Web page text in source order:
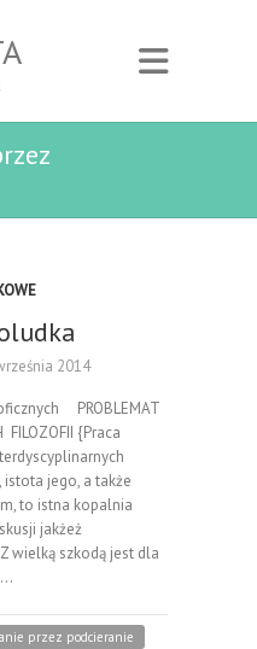
2014
PROBLEMAT
FILOZOFII {Praca
jego, a także
to istna kopalnia
jakżeż
wielką szkodą jest dla
przez podcieranie